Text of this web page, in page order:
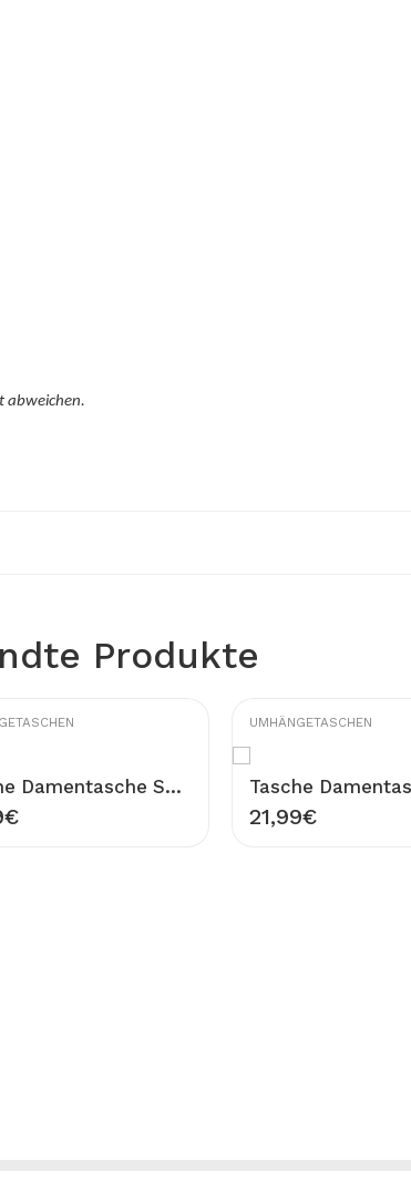
abweichen.
Produkte
Tasche Damentasche Schultertasche Umhängetasche Rot Textil mit Schulterriemen Blumen Muster Design FRIDA
€
UMHÄNGETASCHEN
21,99€